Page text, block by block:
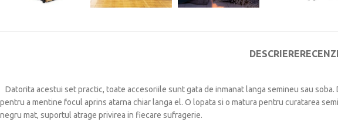
DESCRIERE
Datorita acestui set practic, toate accesoriile sunt gata de inmanat langa semineu sau soba.
pentru a mentine focul aprins atarna chiar langa el. O lopata si o matura pentru curatarea
negru mat, suportul atrage privirea in fiecare sufragerie.